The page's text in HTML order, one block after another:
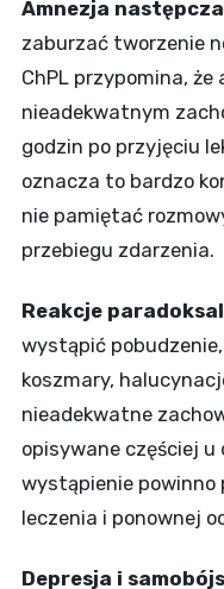
Amnezja
zaburzać tworzenie
ChPL przypomina,
nieadekwatnym
godzin po przyjęciu
oznacza to bardzo
nie pamiętać
przebiegu zdarzenia.
Reakcje
wystąpić
koszmary,
nieadekwatne
opisywane częściej
wystąpienie powinno
leczenia i ponownej
Depresja i